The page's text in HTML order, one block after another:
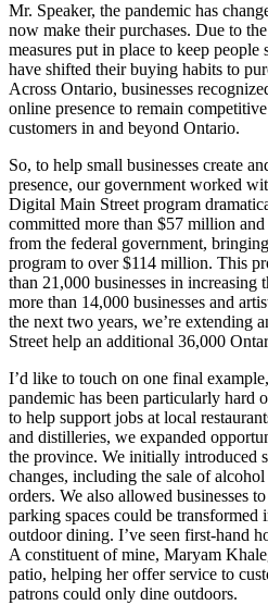
Mr. Speaker, the pandemic has
now make their purchases. Due to
measures put in place to keep people
have shifted their buying habits to
Across Ontario, businesses
online presence to remain
customers in and beyond Ontario.
So, to help small businesses create
presence, our government worked
Digital Main Street program
committed more than $57 million
from the federal government,
program to over $114 million. This
than 21,000 businesses in
more than 14,000 businesses and
the next two years, we’re extending
Street help an additional 36,000
I’d like to touch on one final
pandemic has been particularly hard
to help support jobs at local
and distilleries, we expanded
the province. We initially introduced
changes, including the sale of
orders. We also allowed businesses
parking spaces could be transformed
outdoor dining. I’ve seen first-hand
A constituent of mine, Maryam
patio, helping her offer service to
patrons could only dine outdoors.